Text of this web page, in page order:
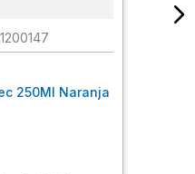
1200147
250Ml Naranja